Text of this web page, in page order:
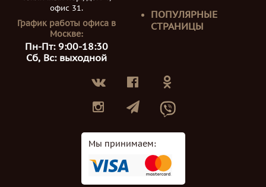
офис 31.
График работы офиса в
Москве:
Пн-Пт: 9:00-18:30
Сб, Вс: выходной
ПОПУЛЯРНЫЕ
СТРАНИЦЫ
Мы принимаем: